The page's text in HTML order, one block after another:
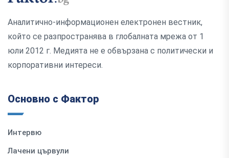
Аналитично-информационен електронен вестник,
който се разпространява в глобалната мрежа от 1
юли 2012 г. Медията не е обвързана с политически и
корпоративни интереси.
Основно с Фактор
Интервю
Лачени цървули